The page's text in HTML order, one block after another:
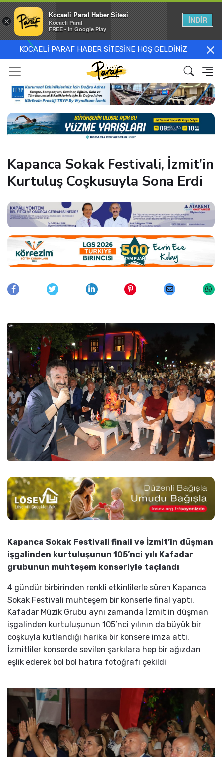
KOCAELİ PARAF HABER SİTESİNE HOŞ GELDİNİZ
Kapanca Sokak Festivali, İzmit’in
Kurtuluş Coşkusuyla Sona Erdi
Kapanca Sokak Festivali finali ve İzmit’in düşman
işgalinden kurtuluşunun 105’nci yılı Kafadar
grubunun muhteşem konseriyle taçlandı
4 gündür birbirinden renkli etkinlilerle süren Kapanca
Sokak Festivali muhteşem bir konserle final yaptı.
Kafadar Müzik Grubu aynı zamanda İzmit’in düşman
işgalinden kurtuluşunun 105’nci yılının da büyük bir
coşkuyla kutlandığı harika bir konsere imza attı.
İzmitliler konserde sevilen şarkılara hep bir ağızdan
eşlik ederek bol bol hatıra fotoğrafı çekildi.
×
Kocaeli Paraf Haber Sitesi
Kocaeli Paraf
FREE - In Google Play
İNDİR